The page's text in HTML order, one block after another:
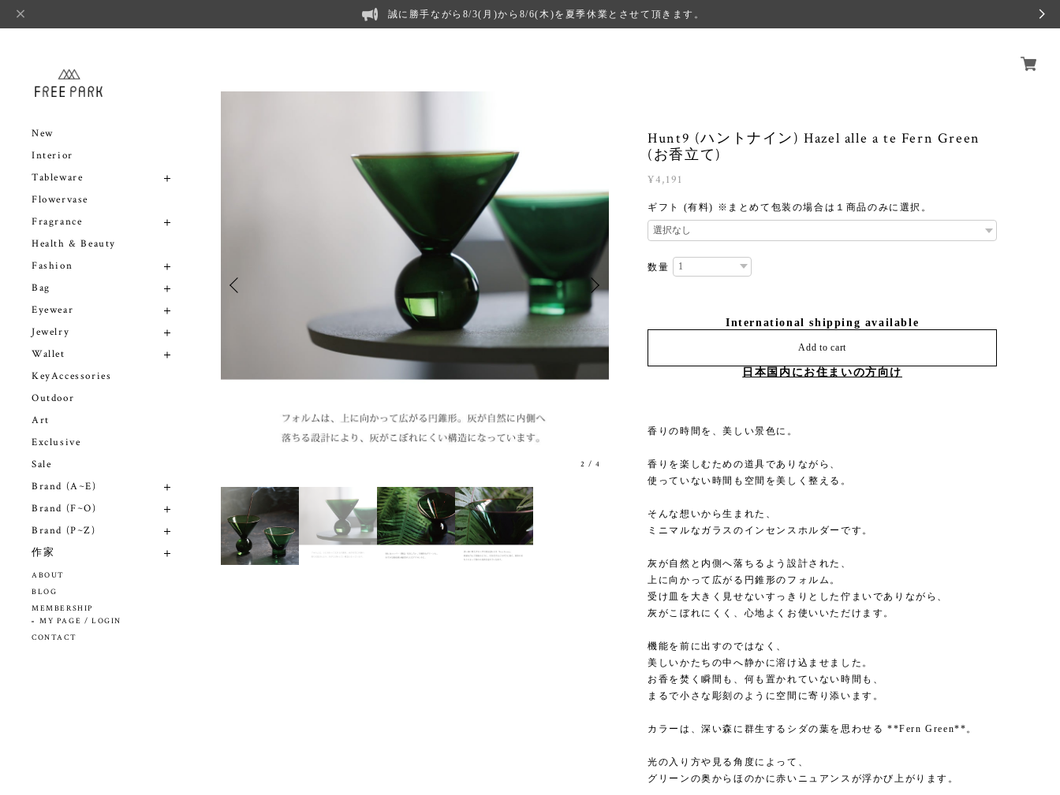
誠に勝手ながら8/3(月)から8/6(木)を夏季休業とさせて頂きます。
New
Interior
Tableware
Flowervase
Fragrance
Health & Beauty
Fashion
Bag
Eyewear
Jewelry
Wallet
KeyAccessories
Outdoor
Art
Exclusive
Sale
Brand (A~E)
Brand (F~O)
Brand (P~Z)
作家
ABOUT
BLOG
MEMBERSHIP
MY PAGE / LOGIN
CONTACT
3 /4
Hunt9 (ハントナイン) Hazel alle a te Fern Green
(お香立て)
¥4,191
ギフト (有料) ※まとめて包装の場合は１商品のみに選択。
数量
International shipping available
Add to cart
日本国内にお住まいの方向け
香りの時間を、美しい景色に。
香りを楽しむための道具でありながら、
使っていない時間も空間を美しく整える。
そんな想いから生まれた、
ミニマルなガラスのインセンスホルダーです。
灰が自然と内側へ落ちるよう設計された、
上に向かって広がる円錐形のフォルム。
受け皿を大きく見せないすっきりとした佇まいでありながら、
灰がこぼれにくく、心地よくお使いいただけます。
機能を前に出すのではなく、
美しいかたちの中へ静かに溶け込ませました。
お香を焚く瞬間も、何も置かれていない時間も、
まるで小さな彫刻のように空間に寄り添います。
カラーは、深い森に群生するシダの葉を思わせる **Fern Green**。
光の入り方や見る角度によって、
グリーンの奥からほのかに赤いニュアンスが浮かび上がります。